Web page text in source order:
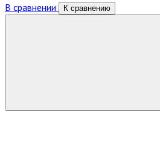
В сравнении К сравнению